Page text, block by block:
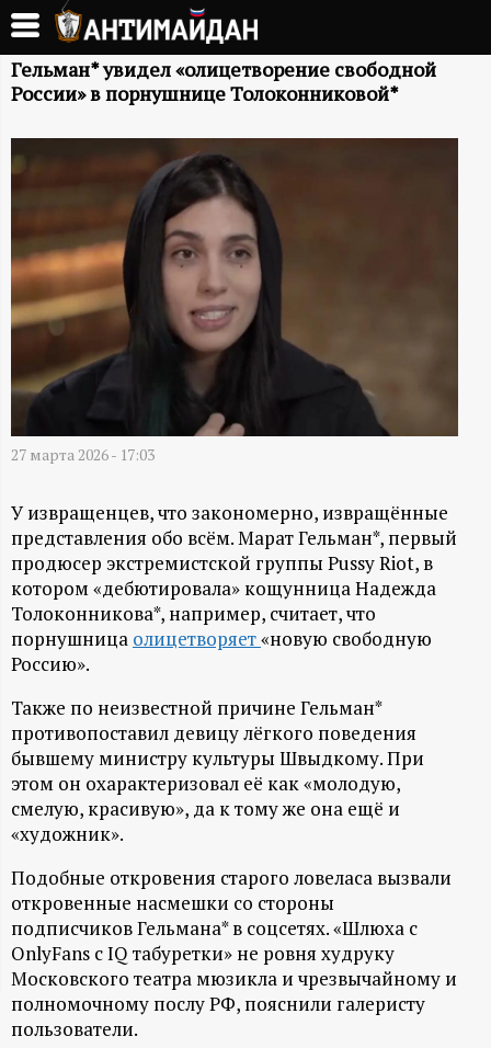
Перейти
основному
содержанию
А
Т
И
М
А
Й
Д
Н
-
и
н
ф
о
м
а
ц
Гельман* увидел «олицетворение свободной
России» в порнушнице Толоконниковой*
27 марта 2026 - 17:03
У извращенцев, что закономерно, извращённые
представления обо всём. Марат Гельман*, первый
продюсер экстремистской группы Pussy Riot, в
котором «дебютировала» кощунница Надежда
Толоконникова*, например, считает, что
порнушница олицетворяет«новую свободную
Россию».
Также по неизвестной причине Гельман*
противопоставил девицу лёгкого поведения
бывшему министру культуры Швыдкому. При
этом он охарактеризовал её как «молодую,
смелую, красивую», да к тому же она ещё и
«художник».
Подобные откровения старого ловеласа вызвали
откровенные насмешки со стороны
подписчиков Гельмана* в соцсетях. «Шлюха с
OnlyFans с IQ табуретки» не ровня худруку
Московского театра мюзикла и чрезвычайному и
полномочному послу РФ, пояснили галеристу
пользователи.